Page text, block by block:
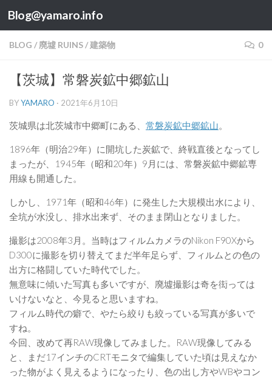
コンテンツへスキップ
Blog@yamaro.info
BLOG / 廃墟 RUINS/建築物 0
【茨城】常磐炭鉱中郷鉱山
BYYAMARO · 2021年6月10日
茨城県は北茨城市中郷町にある、 常磐炭鉱中郷鉱山。
1896年（明治29年）に開坑した炭鉱で、終戦直後となってし
まったが、1945年（昭和20年）9月には、常磐炭鉱中郷鉱専
用線も開通した。
しかし、1971年（昭和46年）に発生した大規模出水により、
全坑が水没し、排水出来ず、そのまま閉山となりました。
撮影は2008年3月。当時はフィルムカメラのNikon F90Xから
D300に撮影を切り替えてまだ半年足らず、フィルムとの色の
出方に格闘していた時代でした。
無意味に傾いた写真も多いですが、廃墟撮影は奇を衒っては
いけないなと、今見ると思いますね。
フィルム時代の癖で、やたら絞りも絞っている写真が多いで
すね。
今回、改めて再RAW現像してみました。RAW現像してみる
と、まだ17インチのCRTモニタで編集していた頃は見えなか
った物がよく見えるようになったり、色の出し方やWBやコン